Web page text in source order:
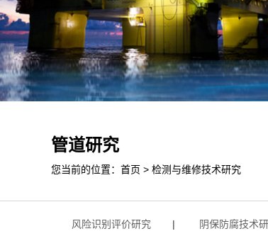
管道研究
您当前的位置： 首页 > 检测与维修技术研究
风险识别评价研究 阴保防腐技术研究